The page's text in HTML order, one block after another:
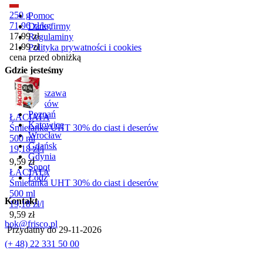
250 g
71,96 zł/kg
Cena promocyjna
17,99 zł
21,99 zł
cena przed obniżką
ŁACIATA
Śmietanka UHT 30% do ciast i deserów
500 ml
19,18 zł/l
Cena
9,59 zł
ŁACIATA
Śmietanka UHT 30% do ciast i deserów
500 ml
19,18 zł/l
Cena
9,59 zł
Przydatny do29-11-2026
Pomoc
Dane firmy
Regulaminy
Polityka prywatności i cookies
Gdzie jesteśmy
Warszawa
Kraków
Poznań
Katowice
Wrocław
Gdańsk
Gdynia
Sopot
Łódź
Kontakt
bok@frisco.pl
(+ 48) 22 331 50 00